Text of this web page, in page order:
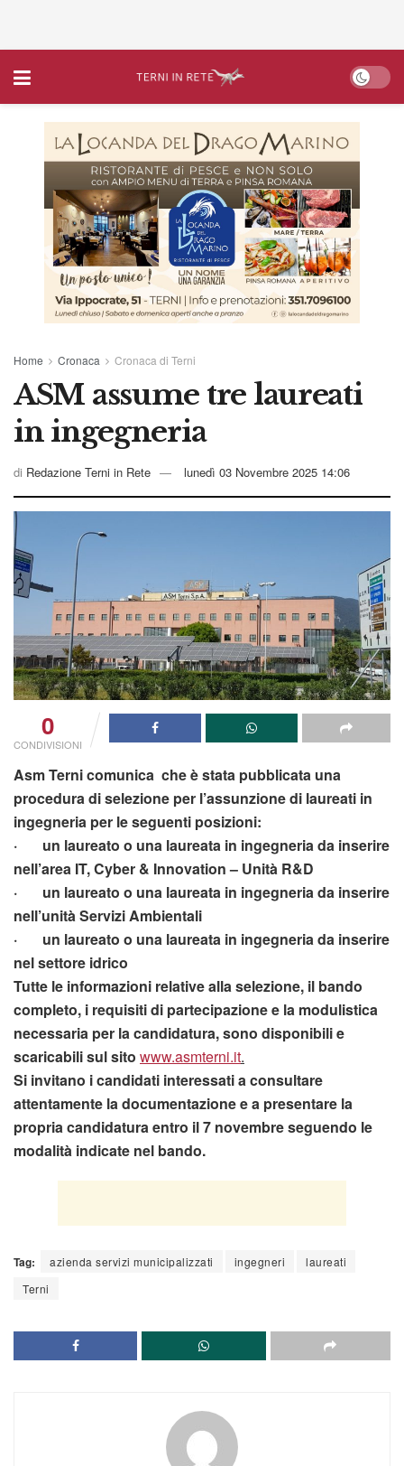
Home Cronaca Cronaca di Terni
ASM assume tre laureati
in ingegneria
di Redazione Terni in Rete lunedì 03 Novembre 2025 14:06
0
CONDIVISIONI
Asm Terni comunica che è stata pubblicata una
procedura di selezione per l’assunzione di laureati in
ingegneria per le seguenti posizioni:
· un laureato o una laureata in ingegneria da inserire
nell’area IT, Cyber & Innovation – Unità R&D
· un laureato o una laureata in ingegneria da inserire
nell’unità Servizi Ambientali
· un laureato o una laureata in ingegneria da inserire
nel settore idrico
Tutte le informazioni relative alla selezione, il bando
completo, i requisiti di partecipazione e la modulistica
necessaria per la candidatura, sono disponibili e
scaricabili sul sito www.asmterni.it.
Si invitano i candidati interessati a consultare
attentamente la documentazione e a presentare la
propria candidatura entro il 7 novembre seguendo le
modalità indicate nel bando.
Tag: azienda servizi municipalizzati ingegneri
laureati
Terni